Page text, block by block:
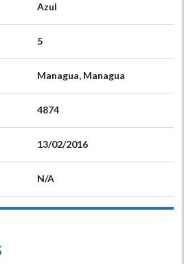
Azul
5
Managua, Managua
4874
13/02/2016
N/A